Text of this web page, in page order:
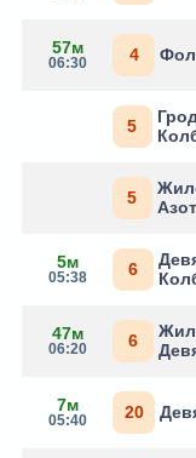
57м
06:30 4
5
5
Азот
5м
05:38 6
47м
06:20 6
7м
05:40 20